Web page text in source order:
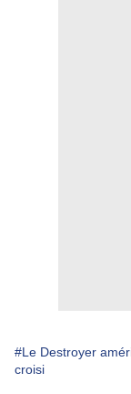
#Le Destroyer
croisi